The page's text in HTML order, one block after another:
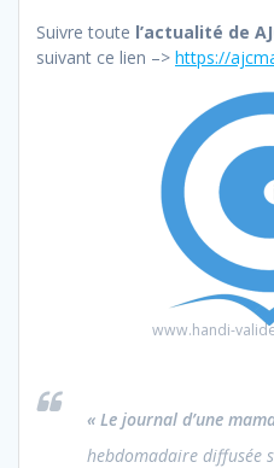
Suivre toute l’actualité de
suivant ce lien –> https://
www.handi-
« Le journal d’une
hebdomadaire diffusée